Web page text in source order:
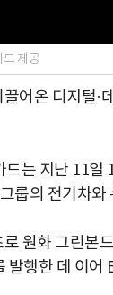
드 제공
어온 디지털·
는 지난 11
룹의 전기차
원화 그린본
행한 데 이어